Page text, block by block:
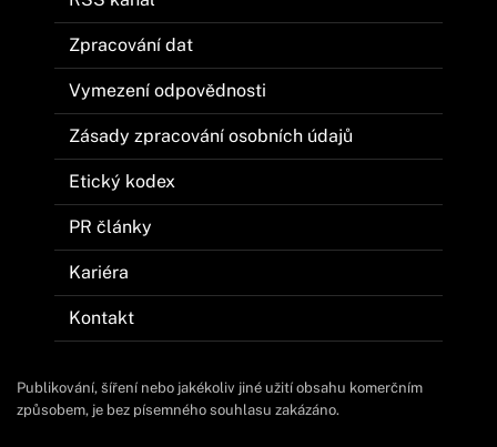
Zpracování dat
Vymezení odpovědnosti
Zásady zpracování osobních údajů
Etický kodex
PR články
Kariéra
Kontakt
Publikování, šíření nebo jakékoliv jiné užití obsahu komerčním
způsobem, je bez písemného souhlasu zakázáno.